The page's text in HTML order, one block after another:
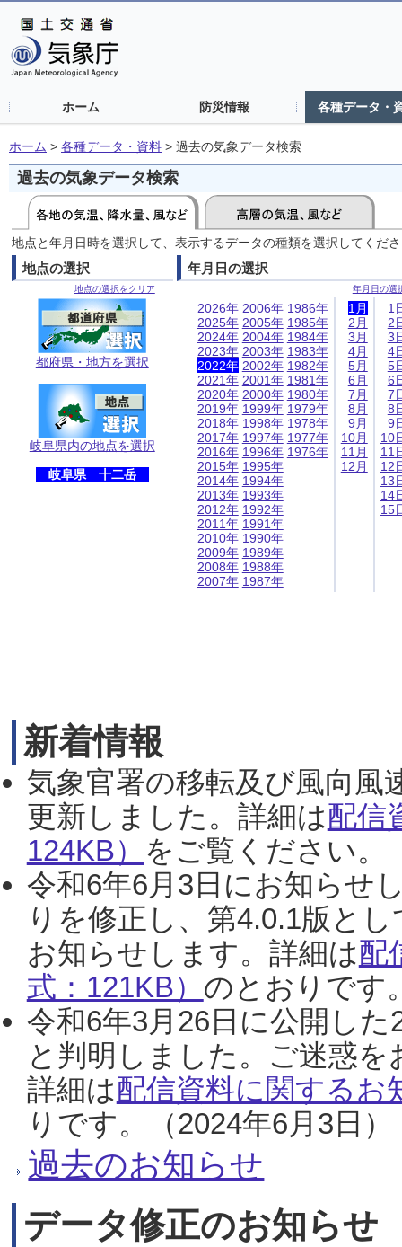
ホーム 防災情報 各種データ・
ホーム > 各種データ・資料 > 過去の気象データ検索
過去の気象データ検索
地点と年月日時を選択して、表示するデータの種類を選択してくだ
地点の選択
地点の選択をクリア
都府県・地方を選択
岐阜県内の地点を選択
岐阜県 十二岳
年月日の選択
年月日の選
2026年
2025年
2024年
2023年
2022年
2021年
2020年
2019年
2018年
2017年
2016年
2015年
2014年
2013年
2012年
2011年
2010年
2009年
2008年
2007年
2006年
2005年
2004年
2003年
2002年
2001年
2000年
1999年
1998年
1997年
1996年
1995年
1994年
1993年
1992年
1991年
1990年
1989年
1988年
1987年
1986年
1985年
1984年
1983年
1982年
1981年
1980年
1979年
1978年
1977年
1976年
1月
2月
3月
4月
5月
6月
7月
8月
9月
10月
11月
12月
1
2
3
4
5
6
7
8
9
10
11
12
13
14
15
新着情報
気象官署の移転及び風向風
更新しました。詳細は配信
124KB） をご覧ください。
令和6年6月3日にお知らせ
りを修正し、第4.0.1版と
お知らせします。詳細は配
式：121KB） のとおりです
令和6年3月26日に公開し
と判明しました。ご迷惑
詳細は配信資料に関するお
りです。（2024年6月3日）
過去のお知らせ
データ修正のお知らせ